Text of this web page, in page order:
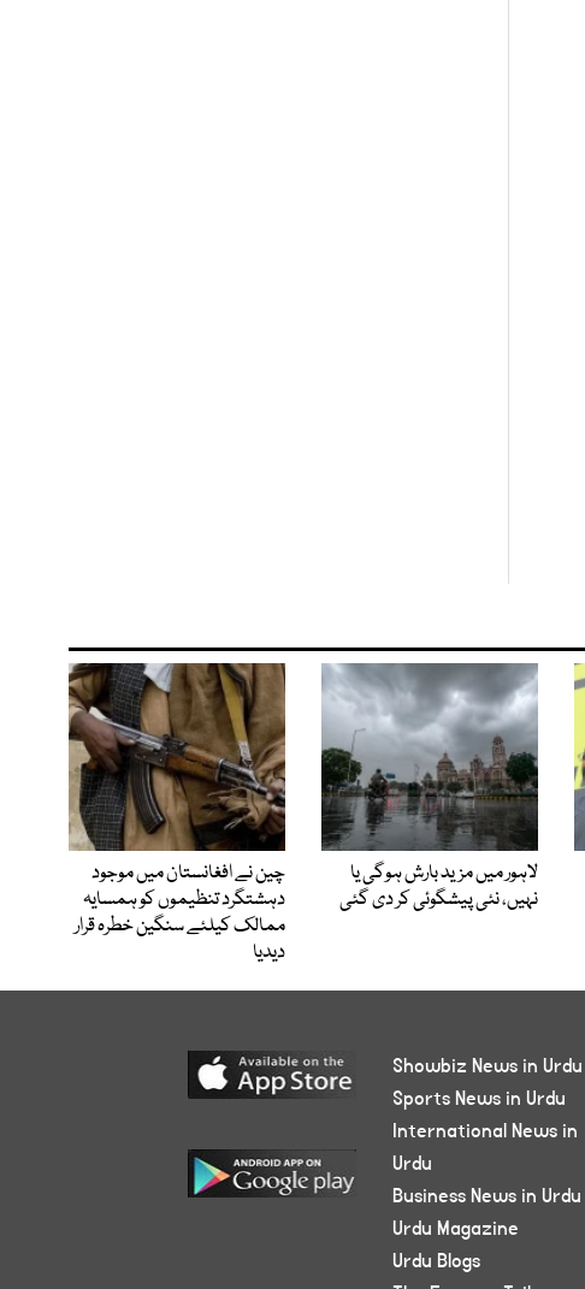
لاہور میں مزید بارش ہوگی یا
نہیں، نئی پیشگوئی کر دی گئی
چین نے افغانستان میں موجود
دہشتگرد تنظیموں کو ہمسایہ
ممالک کیلئے سنگین خطرہ قرار
دیدیا
Showbiz News in Urdu
Sports News in Urdu
International News in
Urdu
Business News in Urdu
Urdu Magazine
Urdu Blogs